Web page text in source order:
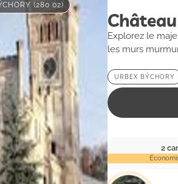
(280 02)
Explorez le
les murs
URBEX BÝCHORY
2